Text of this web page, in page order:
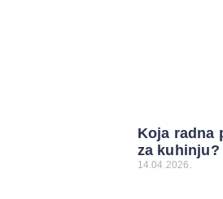
Koja radna
za kuhinju?
14.04.2026.